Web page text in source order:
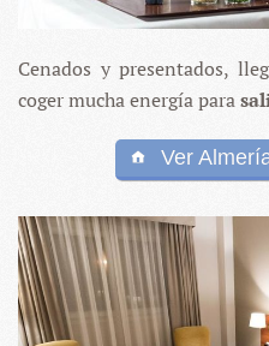
Cenados y presentados,
coger mucha energía para
Ver